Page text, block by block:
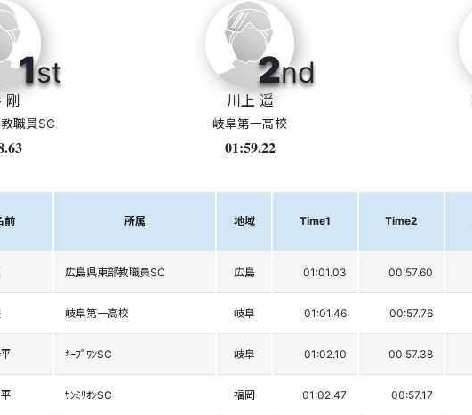
1st
剛
職員SC
2nd
川上 遥
岐阜第一高校
01:59.22
前 所属 地域 Time1 Time2
広島県東部教職員SC 広島 01:01.03 00:57.60
岐阜第一高校 岐阜 01:01.46 00:57.76
ｷｰﾌﾟﾜﾝSC 岐阜 01:02.10 00:57.38
ｻﾝﾐﾘｵﾝSC 福岡 01:02.47 00:57.17